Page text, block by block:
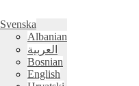
Svenska
Albanian
العربية
Bosnian
English